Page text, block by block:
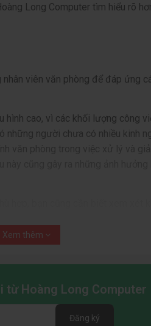
Long Computer tìm hiểu rõ
viên văn phòng để đáp ứng
hình cao, vì các khối lượng công
những người chưa có nhiều kinh
lượng công việc văn phòng,
Xem thêm
từ Hoàng Long Computer
Đăng ký